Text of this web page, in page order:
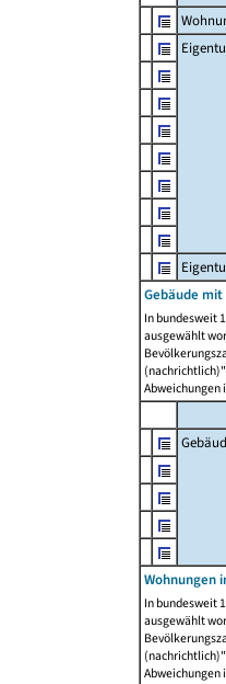
Gebäude
In bundesweit
ausgewählt
Abweichungen
Wohnungen
In bundesweit
ausgewählt
Abweichungen